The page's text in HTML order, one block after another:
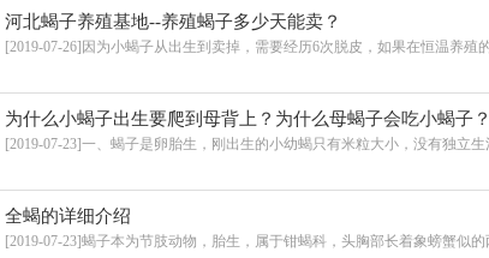
河北蝎子养殖基地--养殖蝎子多少天能卖？
[2019-07-26]因为小蝎子从出生到卖掉，需要经历6次脱皮，如果在恒温养殖的
为什么小蝎子出生要爬到母背上？为什么母蝎子会吃小蝎子
妈吗？
[2019-07-23]一、蝎子是卵胎生，刚出生的小幼蝎只有米粒大小，没有独立生
全蝎的详细介绍
[2019-07-23]蝎子本为节肢动物，胎生，属于钳蝎科，头胸部长着象螃蟹似的